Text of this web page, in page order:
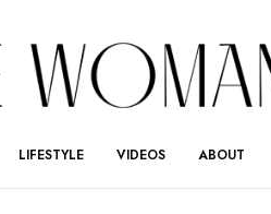
LIFESTYLE VIDEOS ABOUT